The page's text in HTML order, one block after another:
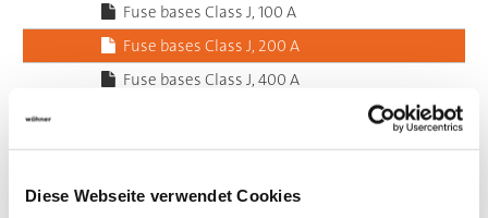
Diese Webseite verwendet Cookies
Fuse bases Class J, 100 A
Fuse bases Class J, 200 A
Fuse bases Class J, 400 A
Switch-disconnector-fuses 10x38